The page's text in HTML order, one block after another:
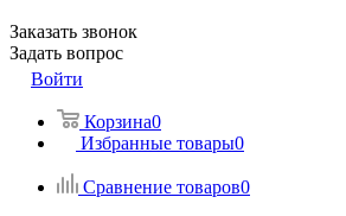
Заказать звонок
Задать вопрос
Войти
Корзина0
Избранные товары0
Сравнение товаров0